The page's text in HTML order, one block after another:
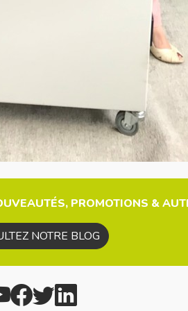
PROMOTIONS &
NOTRE BLOG